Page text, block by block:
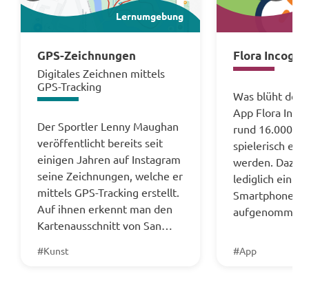
Lernumgebung
GPS-Zeichnungen
Digitales Zeichnen mittels
GPS-Tracking
Der Sportler Lenny Maughan
veröffentlicht bereits seit
einigen Jahren auf Instagram
seine Zeichnungen, welche er
mittels GPS-Tracking erstellt.
Auf ihnen erkennt man den
Kartenausschnitt von San…
#Kunst
Flora
Was blüht
App Flora
rund 16.000
spielerisch
werden. Dazu
lediglich ein
Smartphone
#App